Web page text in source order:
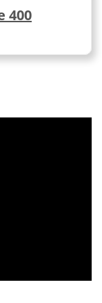
400